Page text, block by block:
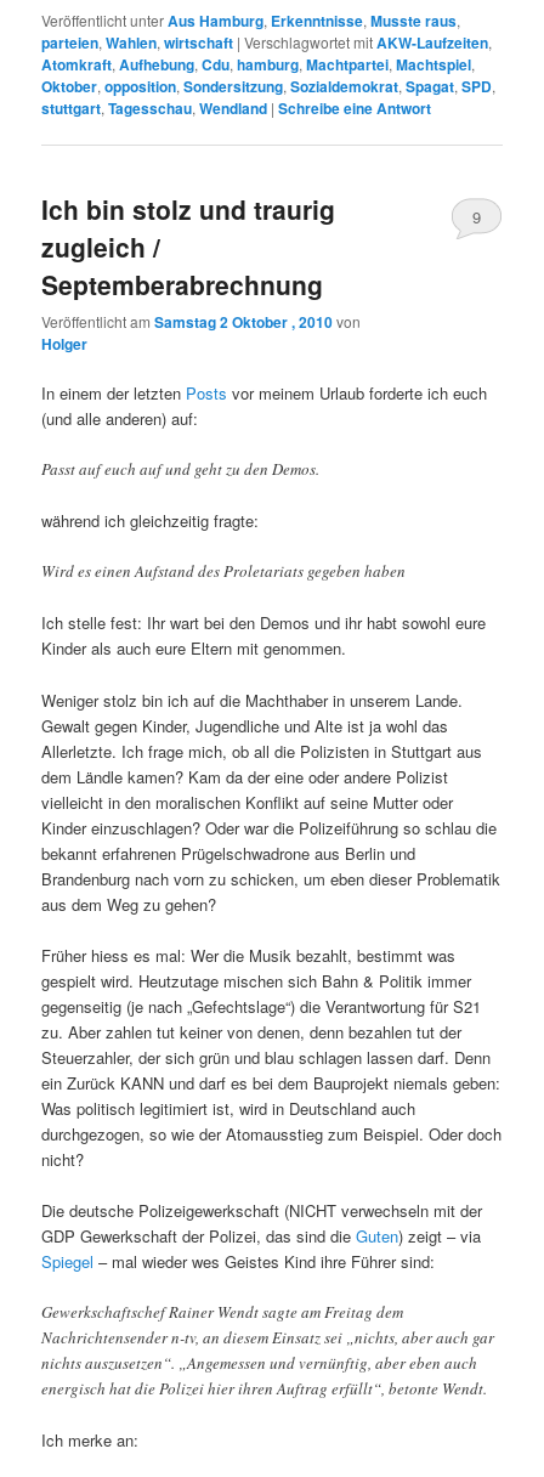
Veröffentlicht unterAus Hamburg, Erkenntnisse,Musste raus,
parteien,Wahlen,wirtschaft |Verschlagwortet mitAKW-Laufzeiten,
Atomkraft,Aufhebung,Cdu,hamburg,Machtpartei,Machtspiel,
Oktober,opposition,Sondersitzung,Sozialdemokrat,Spagat,SPD,
stuttgart,Tagesschau,Wendland |Schreibe eine Antwort
Ich bin stolz und traurig
zugleich /
Septemberabrechnung
Veröffentlicht amSamstag 2 Oktober , 2010von
Holger
9
In einem der letzten Posts vor meinem Urlaub forderte ich euch
(und alle anderen) auf:
Passt auf euch auf und geht zu den Demos.
während ich gleichzeitig fragte:
Wird es einen Aufstand des Proletariats gegeben haben
Ich stelle fest: Ihr wart bei den Demos und ihr habt sowohl eure
Kinder als auch eure Eltern mit genommen.
Weniger stolz bin ich auf die Machthaber in unserem Lande.
Gewalt gegen Kinder, Jugendliche und Alte ist ja wohl das
Allerletzte. Ich frage mich, ob all die Polizisten in Stuttgart aus
dem Ländle kamen? Kam da der eine oder andere Polizist
vielleicht in den moralischen Konflikt auf seine Mutter oder
Kinder einzuschlagen? Oder war die Polizeiführung so schlau die
bekannt erfahrenen Prügelschwadrone aus Berlin und
Brandenburg nach vorn zu schicken, um eben dieser Problematik
aus dem Weg zu gehen?
Früher hiess es mal: Wer die Musik bezahlt, bestimmt was
gespielt wird. Heutzutage mischen sich Bahn & Politik immer
gegenseitig (je nach „Gefechtslage“) die Verantwortung für S21
zu. Aber zahlen tut keiner von denen, denn bezahlen tut der
Steuerzahler, der sich grün und blau schlagen lassen darf. Denn
ein Zurück KANN und darf es bei dem Bauprojekt niemals geben:
Was politisch legitimiert ist, wird in Deutschland auch
durchgezogen, so wie der Atomausstieg zum Beispiel. Oder doch
nicht?
Die deutsche Polizeigewerkschaft (NICHT verwechseln mit der
GDP Gewerkschaft der Polizei, das sind dieGuten) zeigt – via
Spiegel – mal wieder wes Geistes Kind ihre Führer sind:
Gewerkschaftschef Rainer Wendt sagte am Freitag dem
Nachrichtensender n-tv, an diesem Einsatz sei „nichts, aber auch gar
nichts auszusetzen“. „Angemessen und vernünftig, aber eben auch
energisch hat die Polizei hier ihren Auftrag erfüllt“, betonte Wendt.
Ich merke an: